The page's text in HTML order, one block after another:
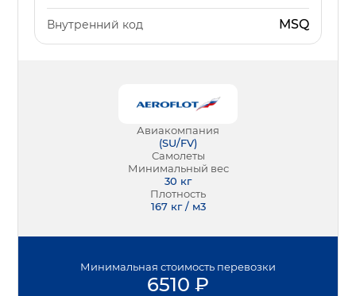
Внутренний код MSQ
Авиакомпания
(SU/FV)
Самолеты
Минимальный вес
30 кг
Плотность
167 кг / м3
Минимальная стоимость перевозки
6510 ₽